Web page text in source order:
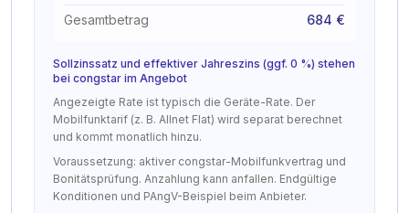
Gesamtbetrag
684 €
Sollzinssatz und effektiver Jahreszins (ggf. 0 %) stehen
bei congstar im Angebot
Angezeigte Rate ist typisch die Geräte-Rate. Der
Mobilfunktarif (z. B. Allnet Flat) wird separat berechnet
und kommt monatlich hinzu.
Voraussetzung: aktiver congstar-Mobilfunkvertrag und
Bonitätsprüfung. Anzahlung kann anfallen. Endgültige
Konditionen und PAngV-Beispiel beim Anbieter.